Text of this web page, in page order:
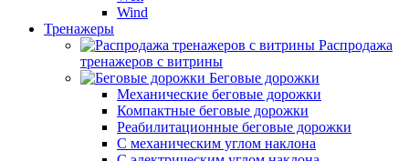
Wind
Тренажеры
Распродажа
тренажеров с витрины
Беговые дорожки
Механические беговые дорожки
Компактные беговые дорожки
Реабилитационные беговые дорожки
С механическим углом наклона